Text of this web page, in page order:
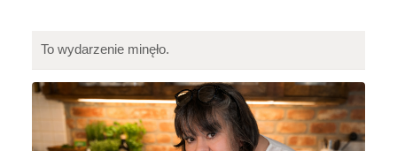
To wydarzenie minęło.